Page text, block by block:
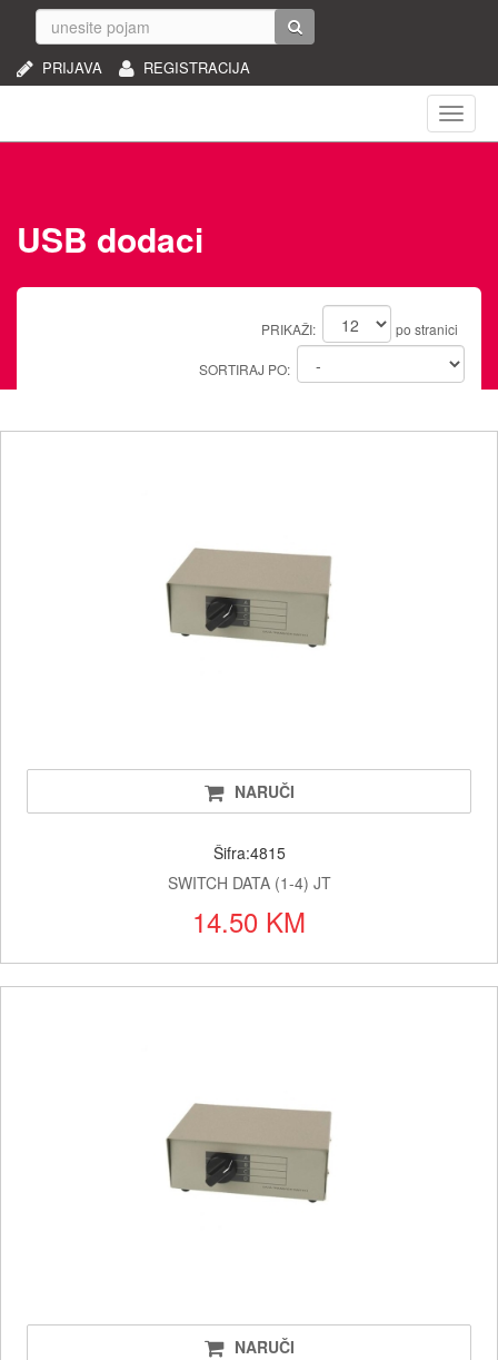
REGISTRACIJA
PRIJAVA
USB dodaci
PRIKAŽI: po stranici
SORTIRAJ PO:
NARUČI
Šifra:4815
SWITCH DATA (1-4) JT
14.50 KM
NARUČI